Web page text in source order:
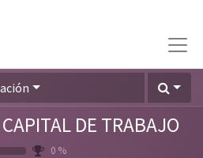
DE TRABAJO
0 %